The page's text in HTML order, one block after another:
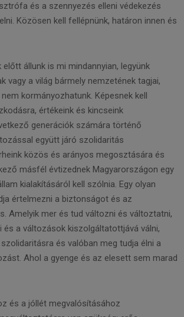
és a szennyezés elleni védekezés
Közösen kell fellépnünk, határon innen és
előtt állunk is mi mindannyian, legyünk
vagy a világ bármely nemzetének tagjai,
kormányozhatunk. Képesnek kell
értékeink és kincseink
generációk számára történő
együtt járó szolidaritás
közös és arányos megosztására és
másfél évtizednek Magyarországon egy
kialakításáról kell szólnia. Egy olyan
értelmezni a biztonságot és az
Amelyik mer és tud változni és változtatni,
és a változások kiszolgáltatottjává válni,
és valóban meg tudja élni a
Ahol a gyenge és az elesett sem marad
és a jóllét megvalósításához